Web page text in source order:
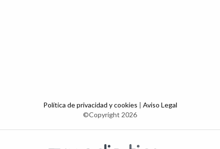
Política de privacidad y cookies | Aviso Legal
©Copyright 2026